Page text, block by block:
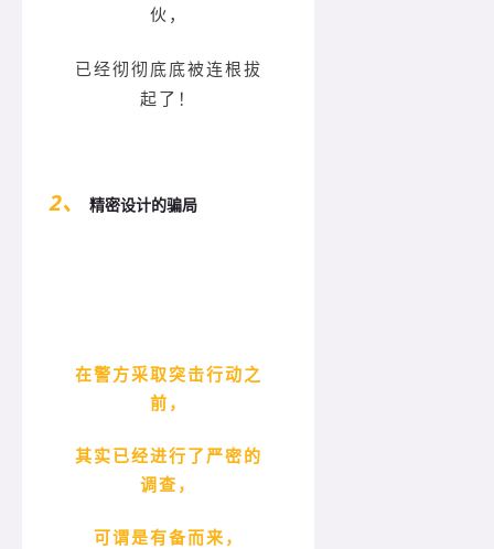
伙，
已经彻彻底底被连根拔
起了！
2、 精密设计的骗局
在警方采取突击行动之
前，
其实已经进行了严密的
调查，
可谓是有备而来，